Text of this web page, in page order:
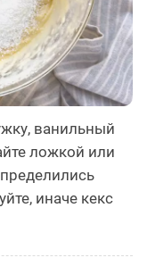
ванильный
ложкой или
иначе кекс